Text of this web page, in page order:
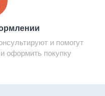
и помогут
оформить покупку